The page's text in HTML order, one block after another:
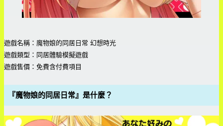
遊戲名稱：魔物娘的同居日常 幻想時光
遊戲類型：同居體驗模擬遊戲
遊戲售價：免費含付費項目
『魔物娘的同居日常』是什麼？